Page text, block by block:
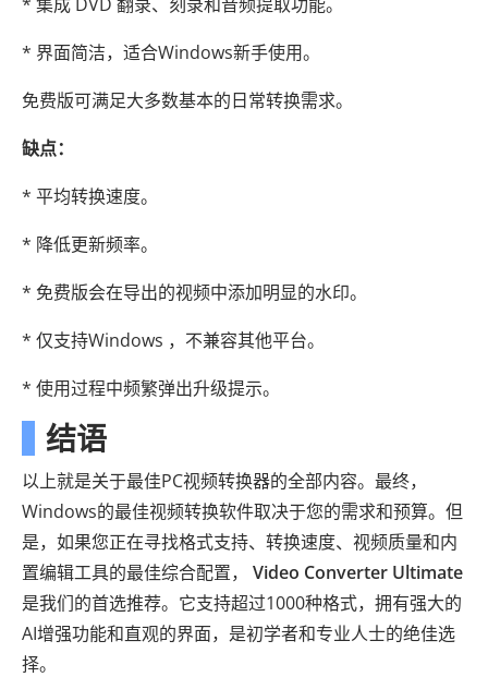
* 界面简洁，适合Windows新手使用。
免费版可满足大多数基本的日常转换需求。
缺点：
* 平均转换速度。
* 降低更新频率。
* 免费版会在导出的视频中添加明显的水印。
* 仅支持Windows ，不兼容其他平台。
* 使用过程中频繁弹出升级提示。
结语
以上就是关于最佳PC视频转换器的全部内容。最终，
Windows的最佳视频转换软件取决于您的需求和预算。但
是，如果您正在寻找格式支持、转换速度、视频质量和内
置编辑工具的最佳综合配置， Video Converter Ultimate
是我们的首选推荐。它支持超过1000种格式，拥有强大的
AI增强功能和直观的界面，是初学者和专业人士的绝佳选
择。